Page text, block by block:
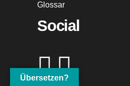
Glossar
Social
Übersetzen?